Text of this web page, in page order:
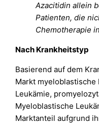
Azacitidin allein
Patienten, die
Chemotherapie
Nach Krankheitstyp
Basierend auf dem
Markt myeloblastische
Leukämie,
Myeloblastische
Marktanteil aufgrund